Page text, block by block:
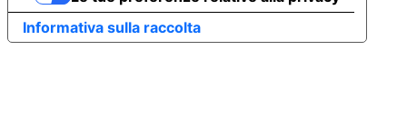
Informativa sulla raccolta